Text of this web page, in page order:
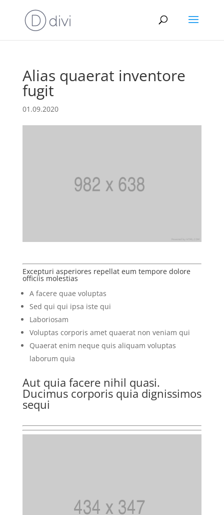
Alias quaerat inventore
fugit
01.09.2020
Excepturi asperiores repellat eum tempore dolore
officiis molestias
A facere quae voluptas
Sed qui qui ipsa iste qui
Laboriosam
Voluptas corporis amet quaerat non veniam qui
Quaerat enim neque quis aliquam voluptas
laborum quia
Aut quia facere nihil quasi.
Ducimus corporis quia dignissimos
sequi